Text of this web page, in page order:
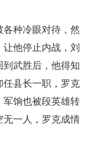
种冷眼对待，然
他停止内战，刘
武胜后，他得知
任县长一职，罗克
军饷也被段英雄转
无一人，罗克成情